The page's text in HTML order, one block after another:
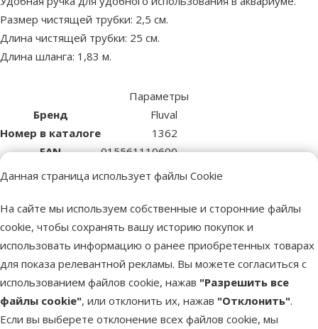
Данная страница использует файлы Cookie
На сайте мы используем собственные и сторонние файлы
cookie, чтобы сохранять вашу историю покупок и
использовать информацию о ранее приобретенных товарах
для показа релевантной рекламы. Вы можете согласиться с
использованием файлов cookie, нажав "Разрешить все
файлы cookie", или отклонить их, нажав "Отклонить".
Если вы выберете отклонение всех файлов cookie, мы
Размер чистящей трубки: 2,5 см.
Длина чистящей трубки: 25 см.
Длина шланга: 1,83 м.
Параметры
Бренд
Fluval
Номер в каталоге
1362
EAN
015561110600
Похожие продукты
Магнит для чистки стекл аквариума –
MARINA Magnet Glass Cleaner, 6 x 4 см
Оценка 0%
Цена
7,99 €
В наличии